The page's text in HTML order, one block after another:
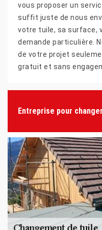
vous proposer un
suffit juste de nous
votre tuile, sa surface,
demande particulière.
de votre projet
gratuit et sans
Entreprise pour